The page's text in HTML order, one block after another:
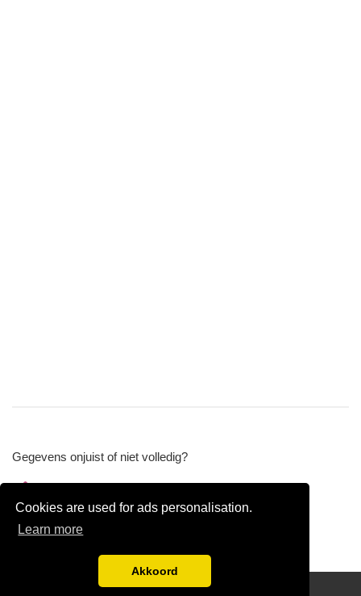
Cookies are used for ads personalisation.
Learn more
Akkoord
Gegevens onjuist of niet volledig?